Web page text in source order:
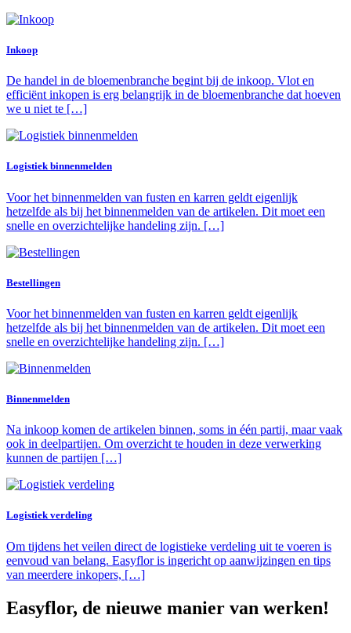
Inkoop
De handel in de bloemenbranche begint bij de inkoop. Vlot en
efficiënt inkopen is erg belangrijk in de bloemenbranche dat hoeven
we u niet te […]
Logistiek binnenmelden
Voor het binnenmelden van fusten en karren geldt eigenlijk
hetzelfde als bij het binnenmelden van de artikelen. Dit moet een
snelle en overzichtelijke handeling zijn. […]
Bestellingen
Voor het binnenmelden van fusten en karren geldt eigenlijk
hetzelfde als bij het binnenmelden van de artikelen. Dit moet een
snelle en overzichtelijke handeling zijn. […]
Binnenmelden
Na inkoop komen de artikelen binnen, soms in één partij, maar vaak
ook in deelpartijen. Om overzicht te houden in deze verwerking
kunnen de partijen […]
Logistiek verdeling
Om tijdens het veilen direct de logistieke verdeling uit te voeren is
eenvoud van belang. Easyflor is ingericht op aanwijzingen en tips
van meerdere inkopers, […]
Easyflor, de nieuwe manier van werken!